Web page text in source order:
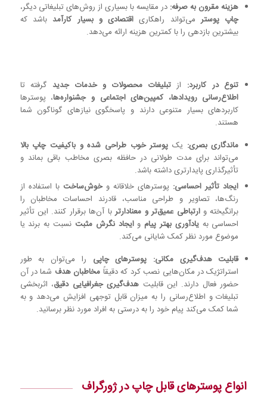
هزینه مقرون به صرفه: در مقایسه با بسیاری از روش‌های تبلیغاتی دیگر،
چاپ پوسترمی‌تواند راهکاری اقتصادی و بسیار کارآمد باشد که
بیشترین بازدهی را با کمترین هزینه ارائه می‌دهد.
تنوع در کاربرد: ازتبلیغات محصولات و خدمات جدید گرفته تا
اطلاع‌رسانی رویدادها، کمپین‌های اجتماعی و جشنواره‌ها، پوسترها
کاربردهای بسیار متنوعی دارند و پاسخگوی نیازهای گوناگون شما
هستند.
ماندگاری بصری: یک پوستر خوب طراحی شده و باکیفیت چاپ بالا
می‌تواند برای مدت طولانی در حافظه بصری مخاطب باقی بماند و
تأثیرگذاری پایدارتری داشته باشد.
ایجاد تأثیر احساسی: پوسترهای خلاقانه وخوش‌ساخت با استفاده از
رنگ‌ها، تصاویر و طراحی مناسب، قادرند احساسات مخاطبان را
برانگیخته وارتباطی عمیق‌تر و معنادارتربا آن‌ها برقرار کنند. این تأثیر
احساسی بهیادآوری بهتر پیام وایجاد نگرش مثبت نسبت به برند یا
موضوع مورد نظر کمک شایانی می‌کند.
قابلیت هدف‌گیری مکانی: پوسترهای چاپی را می‌توان به طور
استراتژیک در مکان‌هایی نصب کرد که دقیقاً مخاطبان هدف شما در آن
حضور فعال دارند. این قابلیت هدف‌گیری جغرافیایی دقیق، اثربخشی
تبلیغات و اطلاع‌رسانی را به میزان قابل توجهی افزایش می‌دهد و به
شما کمک می‌کند پیام خود را به درستی به افراد مورد نظر برسانید.
انواع پوسترهای قابل چاپ در ژورگراف